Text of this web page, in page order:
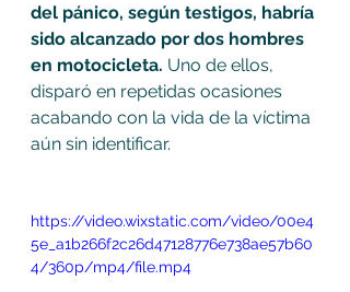
del pánico, según testigos, habría
sido alcanzado por dos hombres
en motocicleta. Uno de ellos,
disparó en repetidas ocasiones
acabando con la vida de la víctima
aún sin identificar.
https://video.wixstatic.com/video/00e4
5e_a1b266f2c26d47128776e738ae57b60
4/360p/mp4/file.mp4